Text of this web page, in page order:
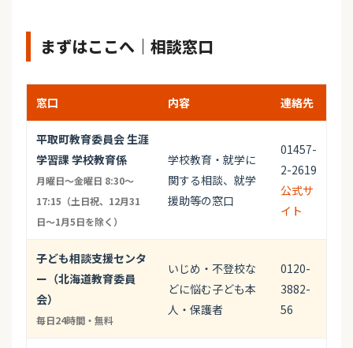
まずはここへ｜相談窓口
窓口 内容 連絡先
平取町教育委員会 生涯
学習課 学校教育係
月曜日～金曜日 8:30～
17:15（土日祝、12月31
日～1月5日を除く）
学校教育・就学に
関する相談、就学
援助等の窓口
01457-
2-2619
公式サ
イト
子ども相談支援センタ
ー（北海道教育委員
会）
毎日24時間・無料
いじめ・不登校な
どに悩む子ども本
人・保護者
0120-
3882-
56